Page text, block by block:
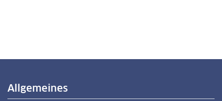
Allgemeines